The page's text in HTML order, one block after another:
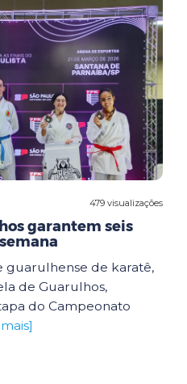
479 visualizações
garantem seis
guarulhense de karatê,
de Guarulhos,
do Campeonato